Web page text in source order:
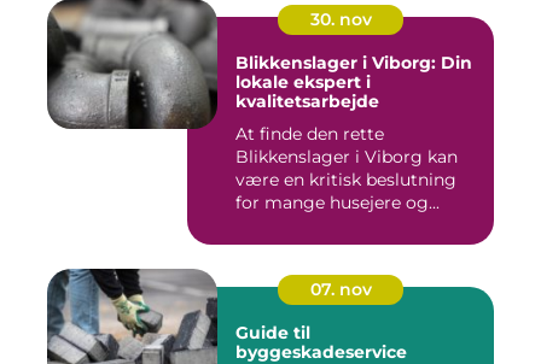
30. nov
Blikkenslager i Viborg: Din
lokale ekspert i
kvalitetsarbejde
At finde den rette
Blikkenslager i Viborg kan
være en kritisk beslutning
for mange husejere og...
07. nov
Guide til
byggeskadeservice